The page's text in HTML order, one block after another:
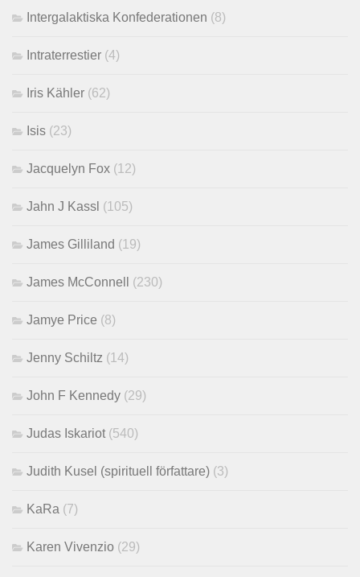
Intergalaktiska Konfederationen (8)
Intraterrestier (4)
Iris Kähler (62)
Isis (23)
Jacquelyn Fox (12)
Jahn J Kassl (105)
James Gilliland (19)
James McConnell (230)
Jamye Price (8)
Jenny Schiltz (14)
John F Kennedy (29)
Judas Iskariot (540)
Judith Kusel (spirituell författare) (3)
KaRa (7)
Karen Vivenzio (29)